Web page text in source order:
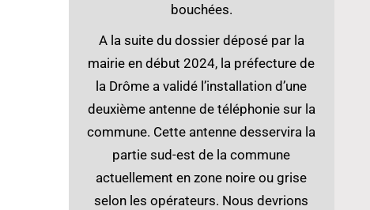
bouchées.
A la suite du dossier déposé par la
mairie en début 2024, la préfecture de
la Drôme a validé l’installation d’une
deuxième antenne de téléphonie sur la
commune. Cette antenne desservira la
partie sud-est de la commune
actuellement en zone noire ou grise
selon les opérateurs. Nous devrions